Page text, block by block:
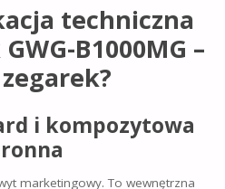
techniczna
B1000MG –
i kompozytowa
marketingowy. To wewnętrzna